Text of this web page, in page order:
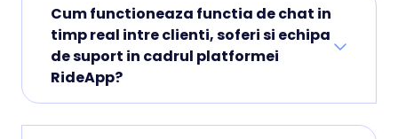
Cum functioneaza functia de chat in
timp real intre clienti, soferi si echipa
de suport in cadrul platformei
RideApp?